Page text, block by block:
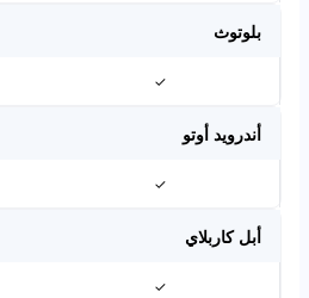
بلوتوث
✓
أندرويد أوتو
✓
أبل كاربلاي
✓